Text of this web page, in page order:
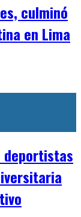
culminó
en Lima
deportistas